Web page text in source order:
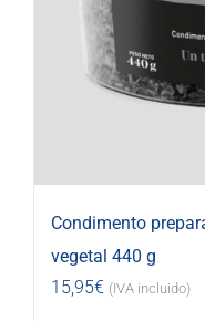
Condimento
vegetal 440 g
15,95€ (IVA incluido)